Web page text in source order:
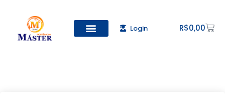
Login R$0,00